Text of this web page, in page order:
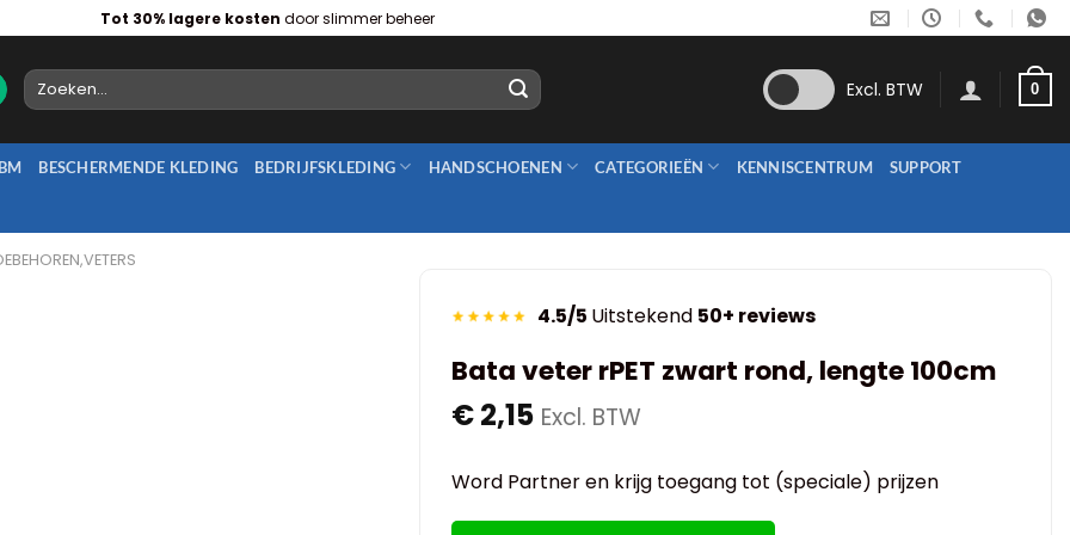
Tot 30% lagere kosten door slimmer beheer
Zoeken
naar:
Excl. BTW 0
BESCHERMENDE KLEDING BEDRIJFSKLEDING HANDSCHOENEN CATEGORIEËN KENNISCENTRUM SUPPORT
4.5/5 Uitstekend 50+ reviews
Bata veter rPET zwart rond, lengte 100cm
€2,15 Excl. BTW
Word Partner en krijg toegang tot (speciale) prijzen